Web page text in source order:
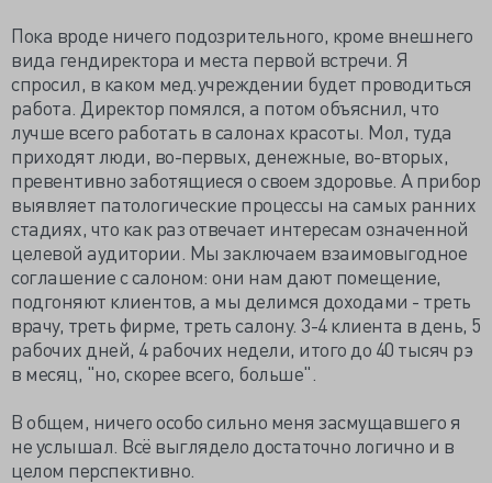
Пока вроде ничего подозрительного, кроме внешнего
вида гендиректора и места первой встречи. Я
спросил, в каком мед.учреждении будет проводиться
работа. Директор помялся, а потом объяснил, что
лучше всего работать в салонах красоты. Мол, туда
приходят люди, во-первых, денежные, во-вторых,
превентивно заботящиеся о своем здоровье. А прибор
выявляет патологические процессы на самых ранних
стадиях, что как раз отвечает интересам означенной
целевой аудитории. Мы заключаем взаимовыгодное
соглашение с салоном: они нам дают помещение,
подгоняют клиентов, а мы делимся доходами - треть
врачу, треть фирме, треть салону. 3-4 клиента в день, 5
рабочих дней, 4 рабочих недели, итого до 40 тысяч рэ
в месяц, "но, скорее всего, больше".
В общем, ничего особо сильно меня засмущавшего я
не услышал. Всё выглядело достаточно логично и в
целом перспективно.